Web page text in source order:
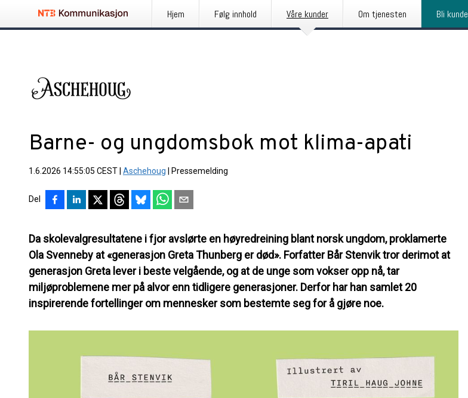
Hjem Følg innhold Våre kunder Om tjenesten Bli kunde
Barne- og ungdomsbok mot klima-apati
1.6.2026 14:55:05 CEST Aschehoug Pressemelding
Del
Da skolevalgresultatene i fjor avslørte en høyredreining blant norsk ungdom, proklamerte
Ola Svenneby at «generasjon Greta Thunberg er død». Forfatter Bår Stenvik tror derimot at
generasjon Greta lever i beste velgående, og at de unge som vokser opp nå, tar
miljøproblemene mer på alvor enn tidligere generasjoner. Derfor har han samlet 20
inspirerende fortellinger om mennesker som bestemte seg for å gjøre noe.